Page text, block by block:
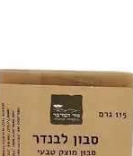
סוגים.
ניתן
לבחור
את